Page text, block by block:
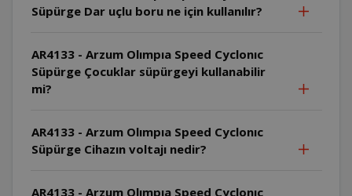
Süpürge Dar uçlu boru ne için kullanılır?
AR4133 - Arzum Olımpıa Speed Cyclonıc
Süpürge Çocuklar süpürgeyi kullanabilir
mi?
AR4133 - Arzum Olımpıa Speed Cyclonıc
Süpürge Cihazın voltajı nedir?
AR4133 - Arzum Olımpıa Speed Cyclonıc